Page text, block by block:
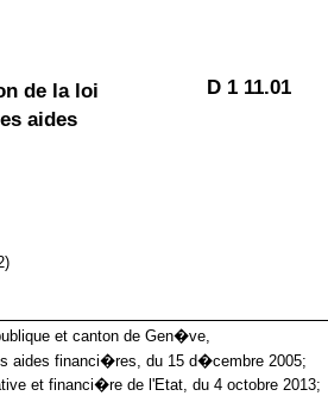
de la loi
aides
D 1 11.01
et canton de Gen�ve,
aides financi�res, du 15 d�cembre 2005;
et financi�re de l'Etat, du 4 octobre 2013;